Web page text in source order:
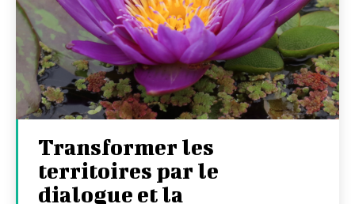
Transformer les
territoires par le
dialogue et la